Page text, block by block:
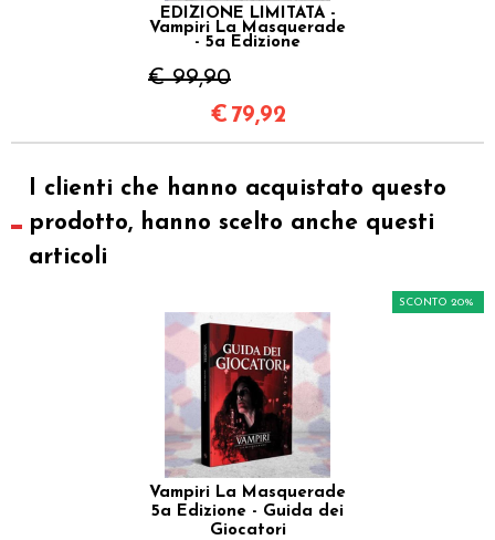
EDIZIONE LIMITATA -
Vampiri La Masquerade
- 5a Edizione
€ 99,90
€ 79,92
I clienti che hanno acquistato questo
prodotto, hanno scelto anche questi
articoli
Vampiri La Masquerade
5a Edizione - Guida dei
Giocatori
SCONTO 20%